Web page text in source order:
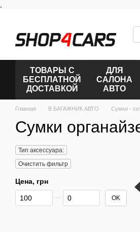
ТОВАРЫ С
БЕСПЛАТНОЙ
ДОСТАВКОЙ
ДЛЯ
САЛОНА
АВТО
Главная В БАГАЖНИК АВТО Сумки -
Сумки
Тип аксессуара:
Очистить фильтр
Цена, грн
От Цена, грн
До Цена, грн OK